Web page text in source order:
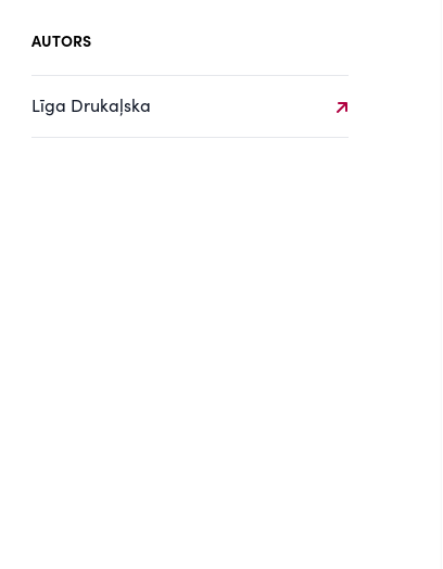
AUTORS
Līga Drukaļska